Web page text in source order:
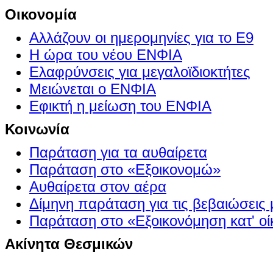
Οικονομία
Αλλάζουν οι ημερομηνίες για το Ε9
Η ώρα του νέου ΕΝΦΙΑ
Ελαφρύνσεις για μεγαλοϊδιοκτήτες
Μειώνεται ο ΕΝΦΙΑ
Εφικτή η μείωση του ΕΝΦΙΑ
Κοινωνία
Παράταση για τα αυθαίρετα
Παράταση στο «Εξοικονομώ»
Αυθαίρετα στον αέρα
Δίμηνη παράταση για τις βεβαιώσεις
Παράταση στο «Εξοικονόμηση κατ'
Ακίνητα Θεσμικών